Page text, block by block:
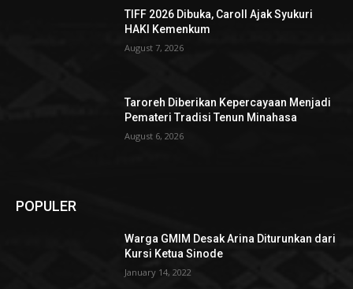
TIFF 2026 Dibuka, Caroll Ajak Syukuri
HAKI Kemenkum
August 7, 2026
Taroreh Diberikan Kepercayaan Menjadi
Pemateri Tradisi Tenun Minahasa
August 6, 2026
POPULER
Warga GMIM Desak Arina Diturunkan dari
Kursi Ketua Sinode
January 14, 2022